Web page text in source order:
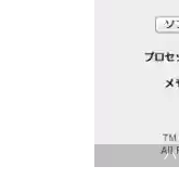
パ